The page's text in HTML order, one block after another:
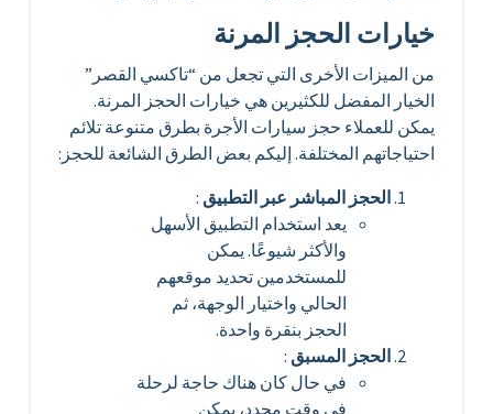
خيارات الحجز المرنة
من الميزات الأخرى التي تجعل من “تاكسي القصر”
الخيار المفضل للكثيرين هي خيارات الحجز المرنة.
يمكن للعملاء حجز سيارات الأجرة بطرق متنوعة تلائم
احتياجاتهم المختلفة. إليكم بعض الطرق الشائعة للحجز:
الحجز المباشر عبر التطبيق:
يعد استخدام التطبيق الأسهل
والأكثر شيوعًا. يمكن
للمستخدمين تحديد موقعهم
الحالي واختيار الوجهة، ثم
الحجز بنقرة واحدة.
الحجز المسبق:
في حال كان هناك حاجة لرحلة
في وقت محدد، يمكن